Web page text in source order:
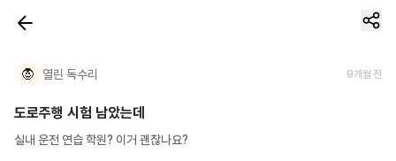
🧛 열린 독수리 9개월 전
도로주행 시험 남았는데
실내 운전 연습 학원? 이거 괜찮나요?